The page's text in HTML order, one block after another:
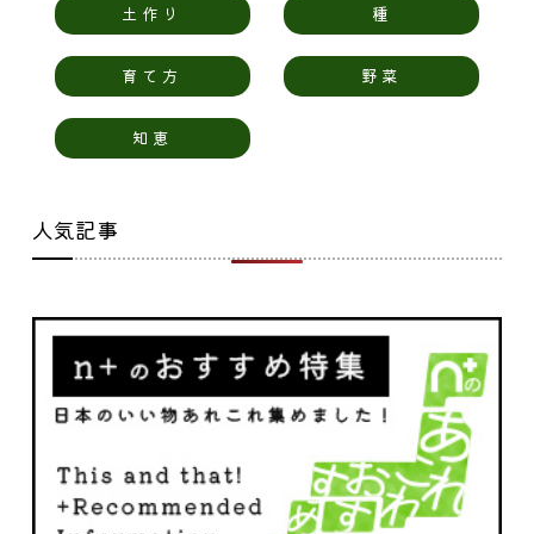
土作り 種
育て方 野菜
知恵
人気記事